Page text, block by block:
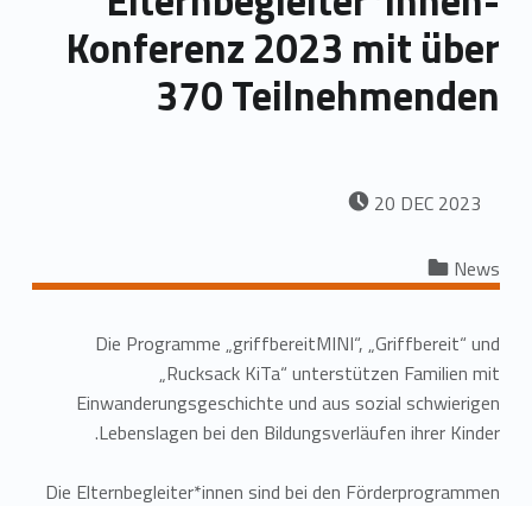
Konferenz 2023 mit über
370 Teilnehmenden
POSTED ON: 20 DEC 2023
Die Programme „griffbereitMINI“, „Griffbereit“ und
„Rucksack KiTa“ unterstützen Familien mit
Einwanderungsgeschichte und aus sozial schwierigen
Lebenslagen bei den Bildungsverläufen ihrer Kinder.
Die Elternbegleiter*innen sind bei den Förderprogrammen
News